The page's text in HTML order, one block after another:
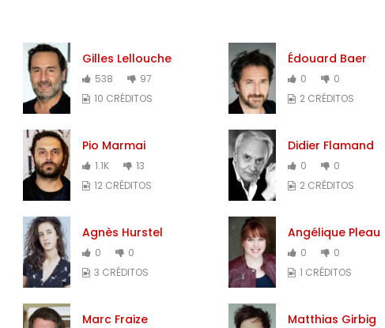
Gilles Lellouche
538
97
10 CRÉDITOS
Édouard Baer
0
0
2 CRÉDITOS
Pio Marmai
1.1K
13
12 CRÉDITOS
Didier Flamand
0
0
2 CRÉDITOS
Agnès Hurstel
0
0
3 CRÉDITOS
Angélique Pleau
0
0
1 CRÉDITOS
Marc Fraize Matthias Girbig